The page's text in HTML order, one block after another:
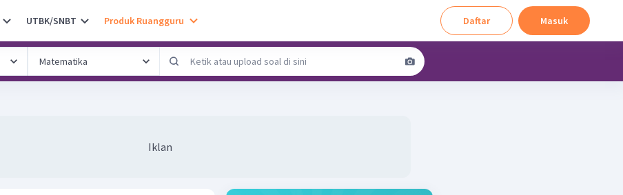
UTBK/SNBT Produk Ruangguru Daftar Masuk
Iklan